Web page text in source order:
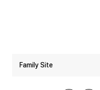
Family Site